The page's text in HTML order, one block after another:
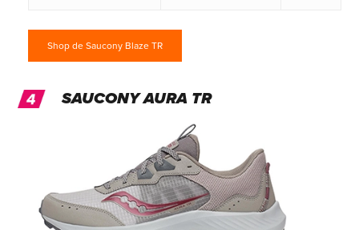
Shop de Saucony Blaze TR
SAUCONY AURA TR